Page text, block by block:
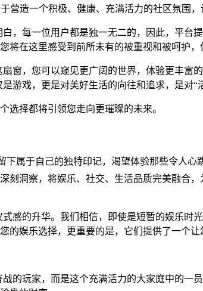
造一个积极、健康、充满活力的社区氛围，
，每一位用户都是独一无二的，因此，平台
在这里感受到前所未有的被重视和被呵护，
窗，您可以窥见更广阔的世界，体验更丰富
游戏，更是对美好生活的向往和追求，是对“
选择都将引领您走向更璀璨的未来。
属于自己的独特印记，渴望体验那些令人心
洞察，将娱乐、社交、生活品质完美融合
感的升华。我们相信，即使是短暂的娱乐时
娱乐选择，更重要的是，它们提供了一个
的玩家，而是这个充满活力的大家庭中的一